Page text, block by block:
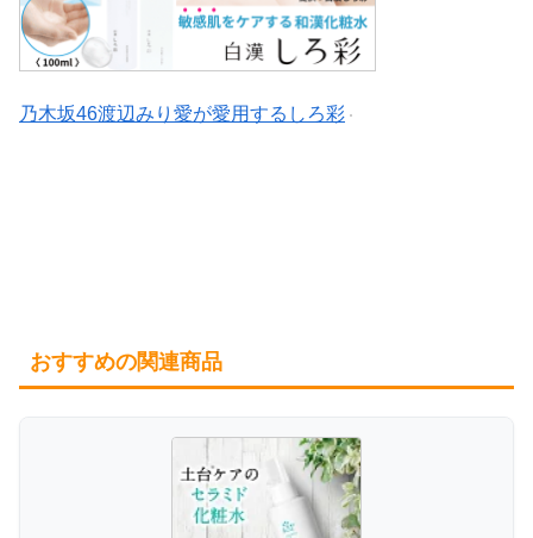
乃木坂46渡辺みり愛が愛用するしろ彩
おすすめの関連商品